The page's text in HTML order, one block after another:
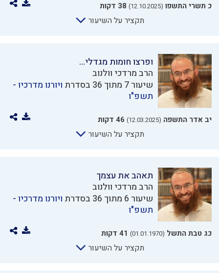
כ תשרי התשפו (12.10.2025) 38 דקות
תקציר על השיעור
ופרצו חומות מגדלי...
הרב מרדכי וולנוב
שיעור 7 מתוך 36 בסדרת
ויורנו מדרכיו -
תשפ"ו
יב אדר התשפה (12.03.2025) 46 דקות
תקציר על השיעור
תאהב את עצמך
הרב מרדכי וולנוב
שיעור 6 מתוך 36 בסדרת
ויורנו מדרכיו -
תשפ"ו
כג טבת התשל (01.01.1970) 41 דקות
תקציר על השיעור